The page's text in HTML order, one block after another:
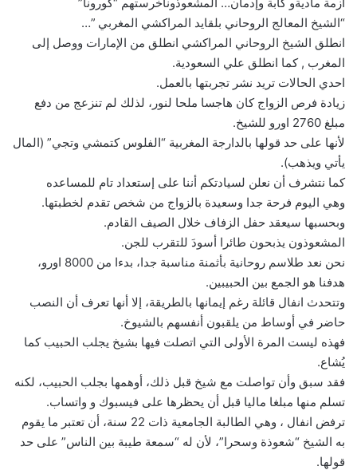
“الشيخ المعالج الروحاني بلقايد المراكشي المغربي ”…
انطلق الشيخ الروحاني المراكشي انطلق من الإمارات ووصل إلى
المغرب , كما انطلق علي السعودية.
احدي الحالات تريد نشر تجربتها بالعمل.
زيادة فرص الزواج كان هاجسا ملحا لنور، لذلك لم تنزعج من دفع
مبلغ 2760 اورو للشيخ.
لأنها على حد قولها بالدارجة المغربية “الفلوس كتمشي وتجي” (المال
يأتي ويذهب).
كما نتشرف أن نعلن لسيادتكم أننا على إستعداد تام للمساعده
وهي اليوم فرحة جدا وسعيدة بالزواج من شخص تقدم لخطبتها.
وبحسبها سيعقد حفل الزفاف خلال الصيف القادم.
المشعوذون يذبحون طائرا أسودَ للتقرب للجن.
نحن نعد طلاسم روحانية بأثمنة مناسبة جدا، بدءا من 8000 اورو،
هدفنا هو الجمع بين الحبيبين.
وتتحدث انفال قائلة رغم إيمانها بالطريقة، إلا أنها تعرف أن النصب
حاضر في أوساط من يلقبون أنفسهم بالشيوخ.
فهذه ليست المرة الأولى التي اتصلت فيها بشيخ يجلب الحبيب كما
يُشاع.
فقد سبق وأن تواصلت مع شيخ قبل ذلك، أوهمها بجلب الحبيب، لكنه
تسلم منها مبلغا ماليا قبل أن يحظرها على فيسبوك و واتساب.
ترفض انفال ، وهي الطالبة الجامعية ذات 22 سنة، أن تعتبر ما يقوم
به الشيخ “شعوذة وسحرا”، لأن له “سمعة طيبة بين الناس” على حد
قولها.